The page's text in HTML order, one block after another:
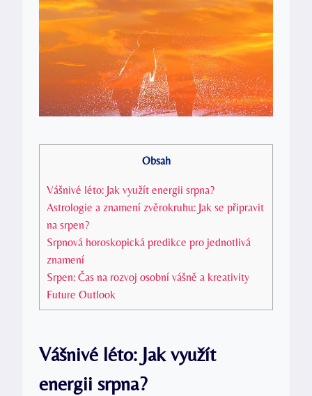
Obsah
Vášnivé léto: Jak využít energii srpna?
Astrologie a znamení zvěrokruhu: Jak se připravit
na srpen?
Srpnová horoskopická predikce pro jednotlivá
znamení
Srpen: Čas na rozvoj osobní vášně a kreativity
Future Outlook
Vášnivé léto: Jak využít
energii srpna?